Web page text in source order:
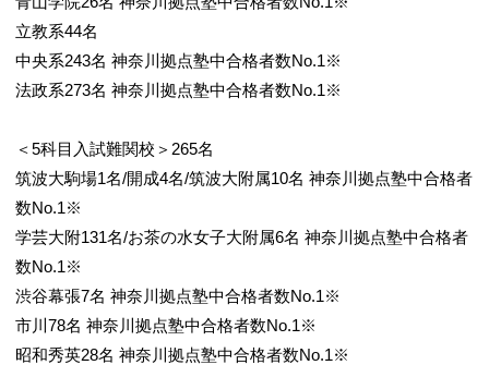
立教系44名
中央系243名 神奈川拠点塾中合格者数No.1※
法政系273名 神奈川拠点塾中合格者数No.1※
＜5科目入試難関校＞265名
筑波大駒場1名/開成4名/筑波大附属10名 神奈川拠点塾中合格者
数No.1※
学芸大附131名/お茶の水女子大附属6名 神奈川拠点塾中合格者
数No.1※
渋谷幕張7名 神奈川拠点塾中合格者数No.1※
市川78名 神奈川拠点塾中合格者数No.1※
昭和秀英28名 神奈川拠点塾中合格者数No.1※